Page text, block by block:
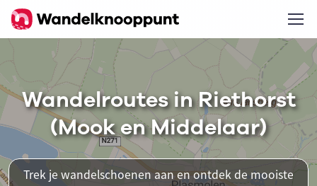
Wandelroutes in Riethorst
(Mook en Middelaar)
Trek je wandelschoenen aan en ontdek de mooiste